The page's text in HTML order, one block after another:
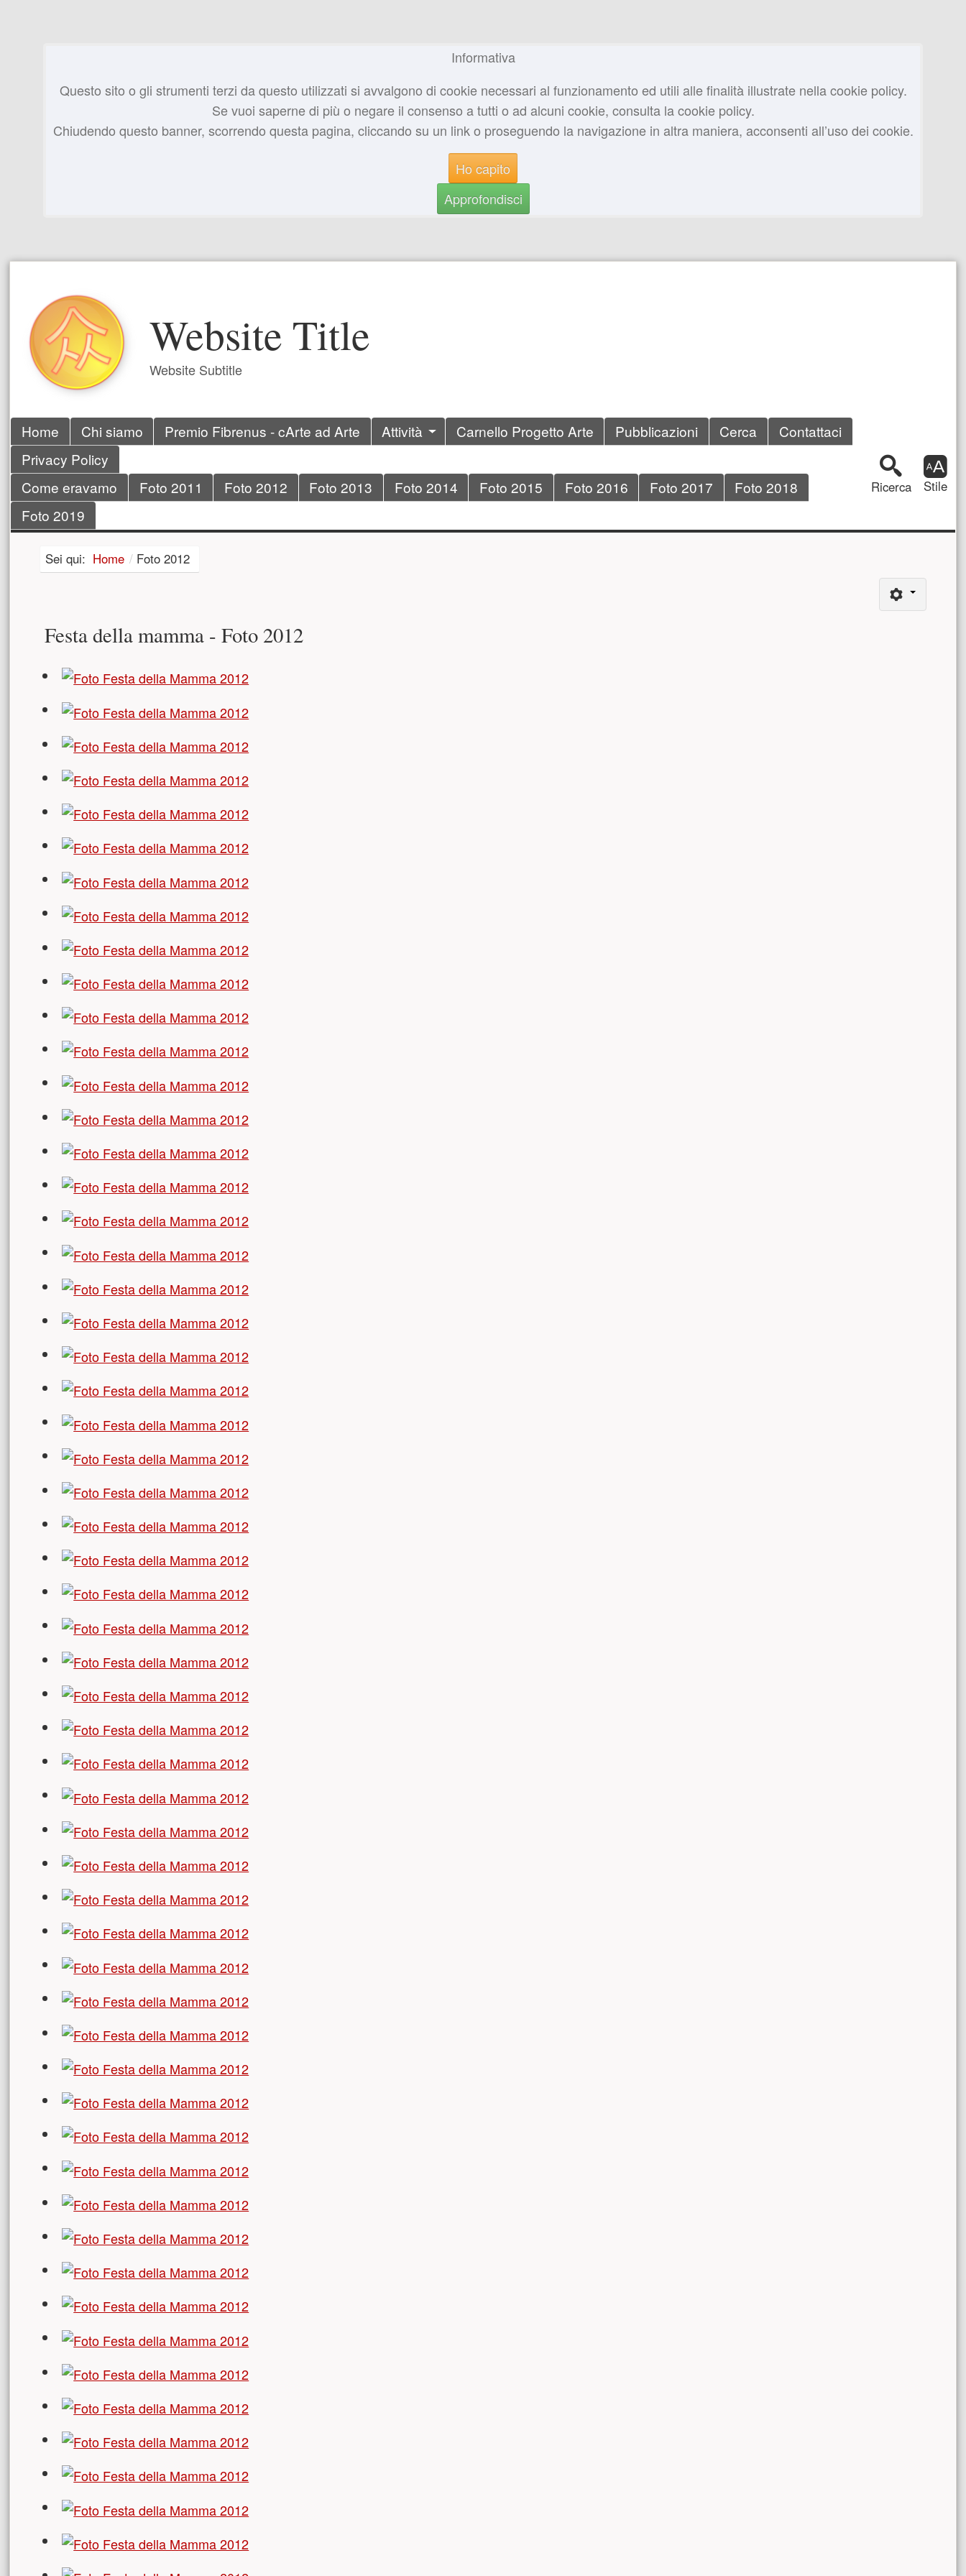
Informativa
Questo sito o gli strumenti terzi da questo utilizzati si avvalgono di cookie necessari al funzionamento ed utili alle finalità illustrate nella cookie policy.
Se vuoi saperne di più o negare il consenso a tutti o ad alcuni cookie, consulta la cookie policy.
Chiudendo questo banner, scorrendo questa pagina, cliccando su un link o proseguendo la navigazione in altra maniera, acconsenti all’uso dei cookie.
Ho capito
Approfondisci
Website Title
Website Subtitle
Menu principale
Home Chi siamo Premio Fibrenus - cArte ad Arte Attività Carnello Progetto Arte Pubblicazioni Cerca
Contattaci
Privacy Policy
Come eravamo
Foto 2011 Foto 2012 Foto 2013 Foto 2014 Foto 2015 Foto 2016 Foto 2017
Foto 2018
Foto 2019
Ricerca Stile
Sei qui: Home / Foto 2012
Festa della mamma - Foto 2012